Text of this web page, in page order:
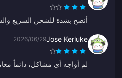
أنصح بشدة للشحن السريع
Jose Kerluke
2026/06/29
لم أواجه أي مشاكل، دائماً